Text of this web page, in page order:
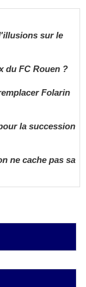
sur le
du FC Rouen ?
Folarin
la succession
ne cache pas sa